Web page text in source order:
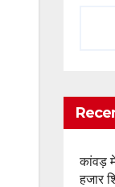
कांवड़
हजार